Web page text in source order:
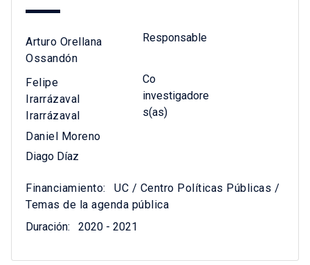
Arturo Orellana
Ossandón
Responsable
Felipe
Irarrázaval
Irarrázaval
Daniel Moreno
Diago Díaz
Co
investigadore
s(as)
Financiamiento:
UC / Centro Políticas Públicas /
Temas de la agenda pública
Duración:
2020 - 2021